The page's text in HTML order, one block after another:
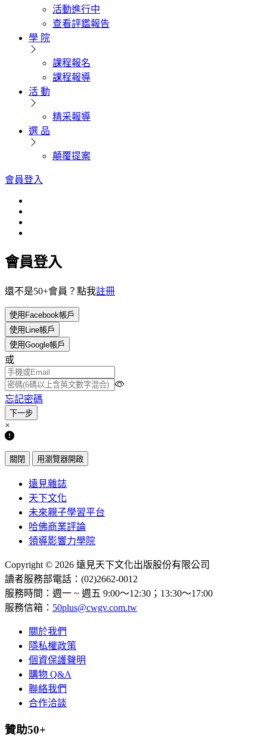
活動進行中
查看評鑑報告
學 院
課程報名
課程報導
活 動
精采報導
選 品
顛覆提案
會員登入
會員登入
還不是50+會員？點我註冊
使用Facebook帳戶
使用Line帳戶
使用Google帳戶
或
忘記密碼
×
關閉 用瀏覽器開啟
遠見雜誌
天下文化
未來親子學習平台
哈佛商業評論
領導影響力學院
Copyright © 2026 遠見天下文化出版股份有限公司
讀者服務部電話：(02)2662-0012
服務時間：週一 ~ 週五 9:00～12:30；13:30～17:00
服務信箱： 50plus@cwgv.com.tw
關於我們
隱私權政策
個資保護聲明
購物 Q&A
聯絡我們
合作洽談
贊助50+